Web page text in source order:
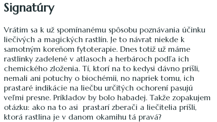
Signatúry
Vrátim sa k už spomínanému spôsobu poznávania účinku
liečivých a magických rastlín. Je to návrat niekde k
samotným koreňom fytoterapie. Dnes totiž už máme
rastlinky zadelené v atlasoch a herbároch podľa ich
chemického zloženia. Tí, ktorí na to kedysi dávno prišli,
nemali ani potuchy o biochémii, no napriek tomu, ich
prastaré indikácie na liečbu určitých ochorení pasujú
veľmi presne. Príkladov by bolo habadej. Takže zopakujem
otázku: ako na to asi prastarí zberači a liečitelia prišli,
ktorá rastlina je v danom okamihu tá pravá?